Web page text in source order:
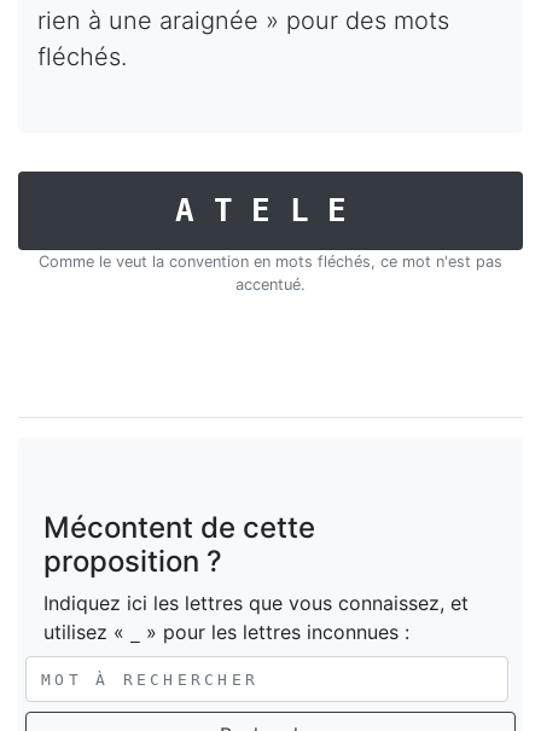
rien à une araignée » pour des mots
fléchés.
ATELE
Comme le veut la convention en mots fléchés, ce mot n'est pas
accentué.
Mécontent de cette
proposition ?
Indiquez ici les lettres que vous connaissez, et
utilisez «
» pour les lettres inconnues :